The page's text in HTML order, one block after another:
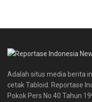
Adalah situs media berita
cetak Tabloid. Reportase
Pokok Pers No 40 Tahun